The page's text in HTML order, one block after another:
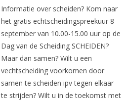
Informatie over scheiden? Kom naar
het gratis echtscheidingspreekuur 8
september van 10.00-15.00 uur op de
Dag van de Scheiding SCHEIDEN?
Maar dan samen? Wilt u een
vechtscheiding voorkomen door
samen te scheiden ipv tegen elkaar
te strijden? Wilt u in de toekomst met